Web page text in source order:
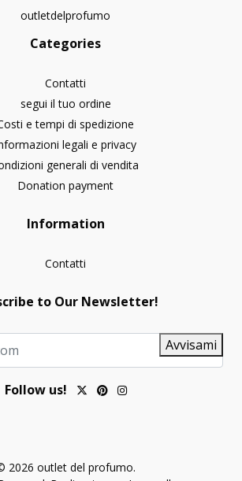
outletdelprofumo
Categories
Contatti
segui il tuo ordine
e tempi di spedizione
legali e privacy
generali di vendita
Donation payment
Information
Contatti
to Our Newsletter!
Avvisami
Follow us!
2026 outlet del profumo.